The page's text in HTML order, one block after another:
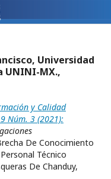
Universidad
UNINI-MX.,
y Calidad
Núm. 3 (2021):
De Conocimiento
Técnico
De Chanduy,